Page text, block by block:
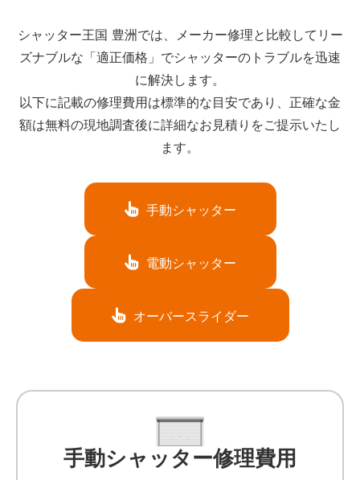
シャッター王国 豊洲では、メーカー修理と比較してリー
ズナブルな「適正価格」でシャッターのトラブルを迅速
に解決します。
以下に記載の修理費用は標準的な目安であり、正確な金
額は無料の現地調査後に詳細なお見積りをご提示いたし
ます。
手動シャッター
電動シャッター
オーバースライダー
手動シャッター修理費用